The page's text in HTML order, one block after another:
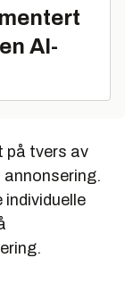
AI-
på tvers av
individuelle